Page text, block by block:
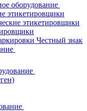
оборудование
этикетировщики
этикетировщики
Честный знак